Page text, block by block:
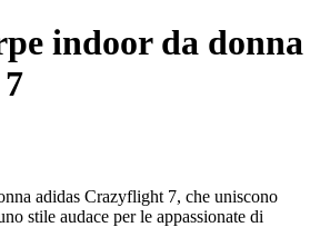
indoor da donna
adidas Crazyflight 7, che uniscono
stile audace per le appassionate di